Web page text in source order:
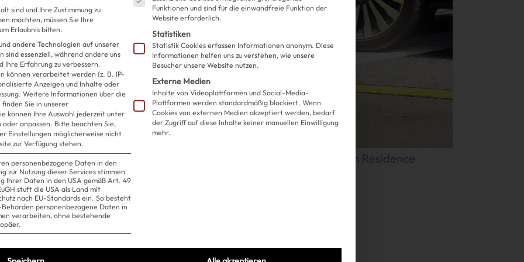
Kooperationen
Guest in Residence
Jeans: laaangweilig? Denkste!
Look, wie originell die Kombi sein kann.
sind und Ihre Zustimmung zu
möchten, müssen Sie Ihre
Erlaubnis bitten.
andere Technologien auf unserer
sind essenziell, während andere uns
Ihre Erfahrung zu verbessern.
können verarbeitet werden (z. B. IP-
Anzeigen und Inhalte oder
Weitere Informationen über die
Sie in unserer
können Ihre Auswahl jederzeit unter
anpassen. Bitte beachten Sie,
Einstellungen möglicherweise nicht
zur Verfügung stehen.
personenbezogene Daten in den
zur Nutzung dieser Services stimmen
Ihrer Daten in den USA gemäß Art. 49
stuft die USA als Land mit
nach EU-Standards ein. So besteht
Behörden personenbezogene Daten in
verarbeiten, ohne bestehende
Funktionen und sind für die einwandfreie Funktion der
Website erforderlich.
Statistiken
Statistik Cookies erfassen Informationen anonym. Diese
Informationen helfen uns zu verstehen, wie unsere
Besucher unsere Website nutzen.
Externe Medien
Inhalte von Videoplattformen und Social-Media-
Plattformen werden standardmäßig blockiert. Wenn
Cookies von externen Medien akzeptiert werden, bedarf
der Zugriff auf diese Inhalte keiner manuellen Einwilligung
mehr.